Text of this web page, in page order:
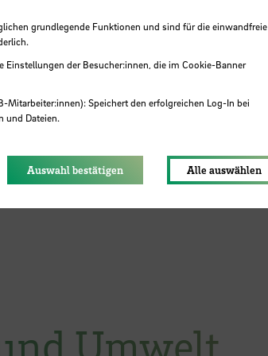
Umwelt
grundlegende Funktionen und sind für die einwandfreie
Einstellungen der Besucher:innen, die im Cookie-Banner
Mitarbeiter:innen): Speichert den erfolgreichen Log-In bei
und Dateien.
Auswahl bestätigen Alle auswählen